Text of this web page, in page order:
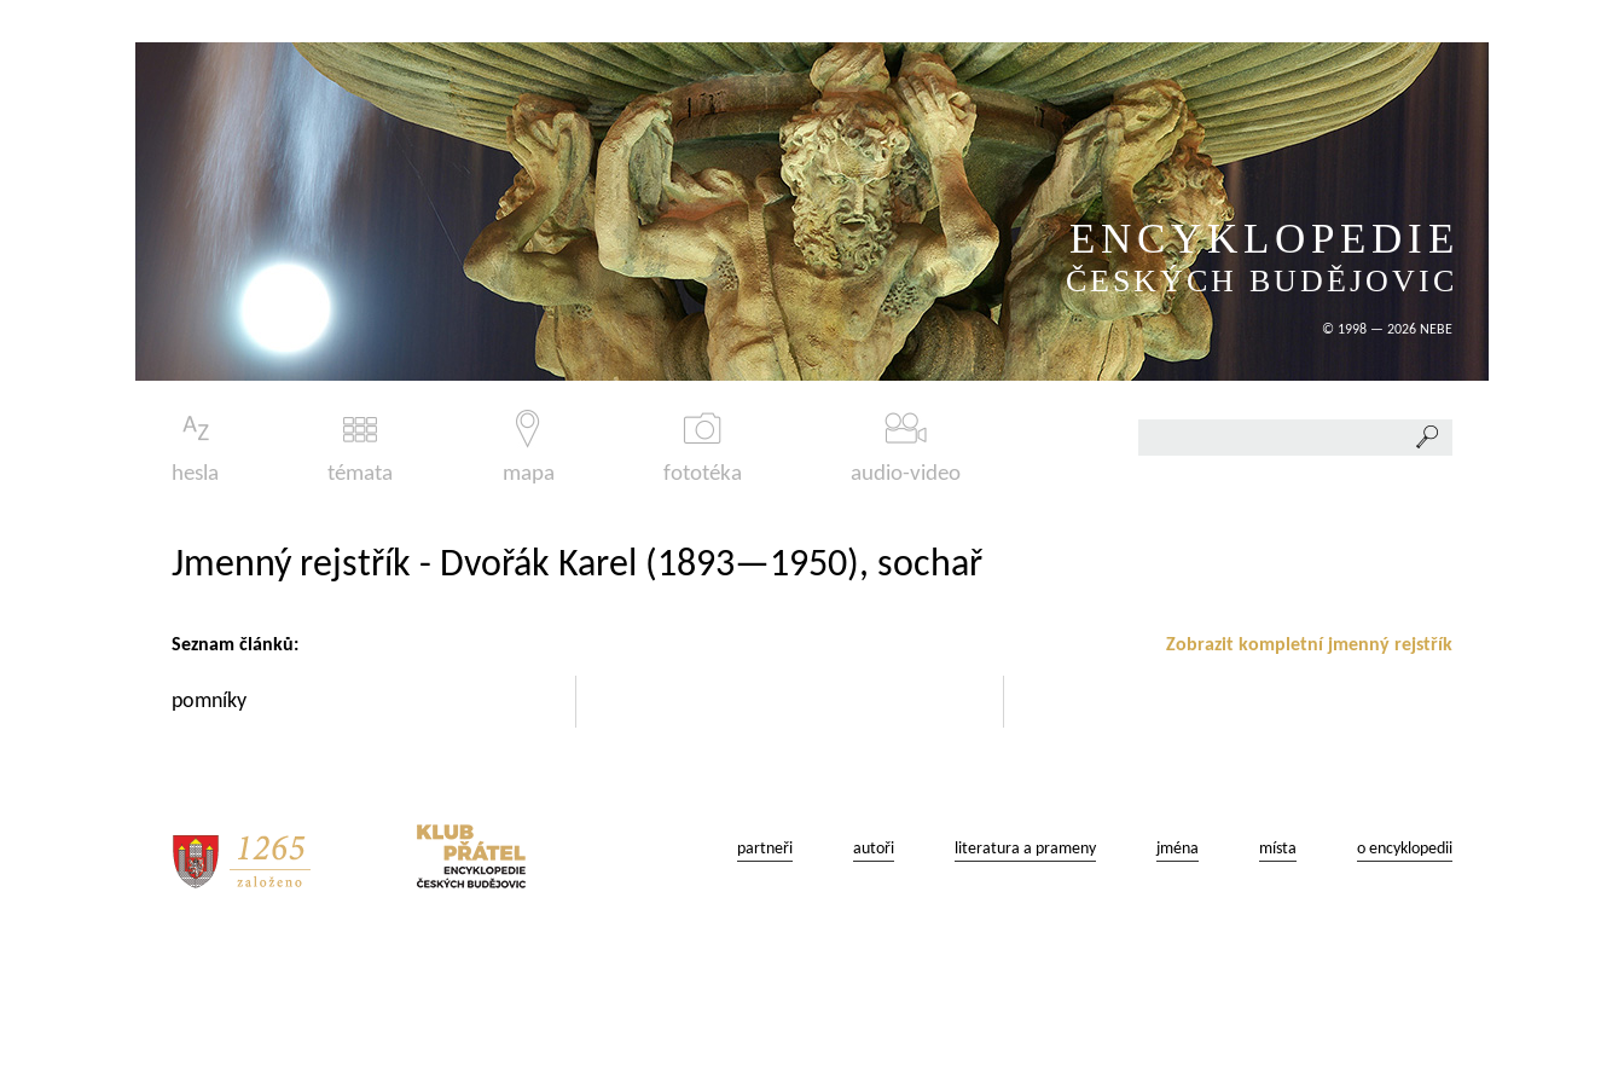
ENCYKLOPEDIE
ČESKÝCH BUDĚJOVIC
© 1998 — 2026 NEBE
hesla témata mapa fototéka audio-video
Jmenný rejstřík - Dvořák Karel (1893—1950), sochař
Zobrazit kompletní jmenný rejstřík
Seznam článků:
pomníky
partneři autoři literatura a prameny jména místa o encyklopedii